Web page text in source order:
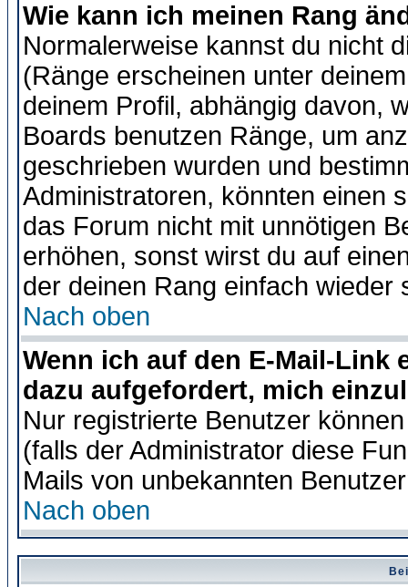
Wie kann ich meinen Rang
Normalerweise kannst du nicht
(Ränge erscheinen unter
deinem Profil, abhängig davon,
Boards benutzen Ränge, um
geschrieben wurden und
Administratoren, könnten einen
das Forum nicht mit unnötigen
erhöhen, sonst wirst du auf
der deinen Rang einfach wieder
Nach oben
Wenn ich auf den E-Mail-Link
dazu aufgefordert, mich
Nur registrierte Benutzer
(falls der Administrator diese
Mails von unbekannten
Nach oben